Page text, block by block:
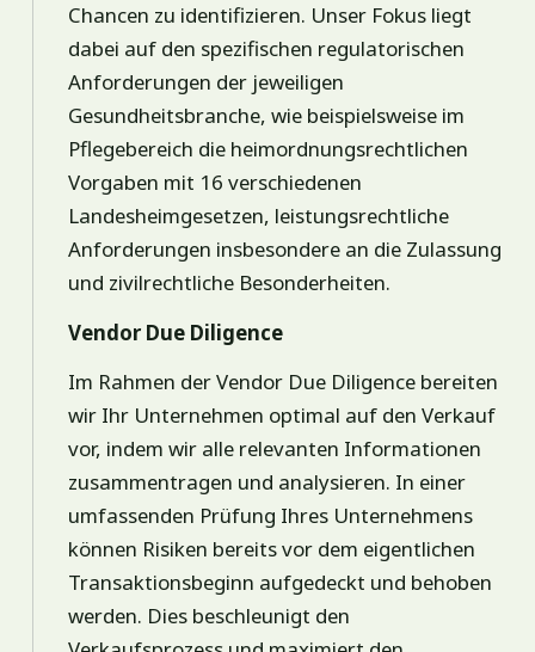
Chancen zu identifizieren. Unser Fokus liegt
dabei auf den spezifischen regulatorischen
Anforderungen der jeweiligen
Gesundheitsbranche, wie beispielsweise im
Pflegebereich die heimordnungsrechtlichen
Vorgaben mit 16 verschiedenen
Landesheimgesetzen, leistungsrechtliche
Anforderungen insbesondere an die Zulassung
und zivilrechtliche Besonderheiten.
Vendor Due Diligence
Im Rahmen der Vendor Due Diligence bereiten
wir Ihr Unternehmen optimal auf den Verkauf
vor, indem wir alle relevanten Informationen
zusammentragen und analysieren. In einer
umfassenden Prüfung Ihres Unternehmens
können Risiken bereits vor dem eigentlichen
Transaktionsbeginn aufgedeckt und behoben
werden. Dies beschleunigt den